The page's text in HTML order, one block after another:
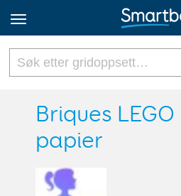
Online
Briques
papier